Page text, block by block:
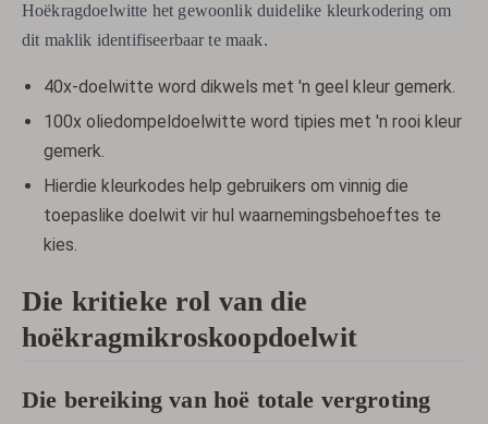
Hoëkragdoelwitte het gewoonlik duidelike kleurkodering om
dit maklik identifiseerbaar te maak.
40x-doelwitte word dikwels met 'n geel kleur gemerk.
100x oliedompeldoelwitte word tipies met 'n rooi kleur
gemerk.
Hierdie kleurkodes help gebruikers om vinnig die
toepaslike doelwit vir hul waarnemingsbehoeftes te
kies.
Die kritieke rol van die
hoëkragmikroskoopdoelwit
Die bereiking van hoë totale vergroting